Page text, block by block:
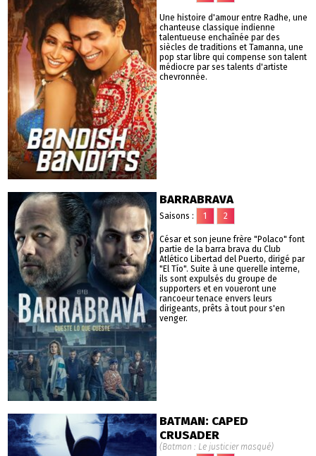
Une histoire d'amour entre Radhe, une
chanteuse classique indienne
talentueuse enchaînée par des
siècles de traditions et Tamanna, une
pop star libre qui compense son talent
médiocre par ses talents d'artiste
chevronnée.
BARRABRAVA
Saisons : 1 2
César et son jeune frère "Polaco" font
partie de la barra brava du Club
Atlético Libertad del Puerto, dirigé par
"El Tío". Suite à une querelle interne,
ils sont expulsés du groupe de
supporters et en voueront une
rancoeur tenace envers leurs
dirigeants, prêts à tout pour s'en
venger.
BATMAN: CAPED
CRUSADER
(Batman : Le justicier masqué)